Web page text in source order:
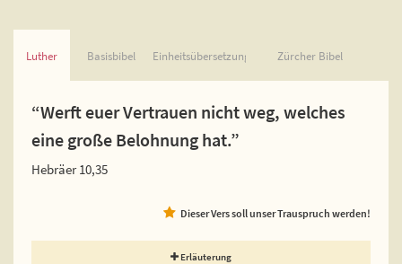
Luther Basisbibel Einheitsübersetzung Zürcher Bibel
“Werft euer Vertrauen nicht weg, welches
eine große Belohnung hat.”
Hebräer 10,35
Dieser Vers soll unser Trauspruch werden!
Erläuterung